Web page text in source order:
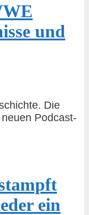
und
Die
Podcast-
ein